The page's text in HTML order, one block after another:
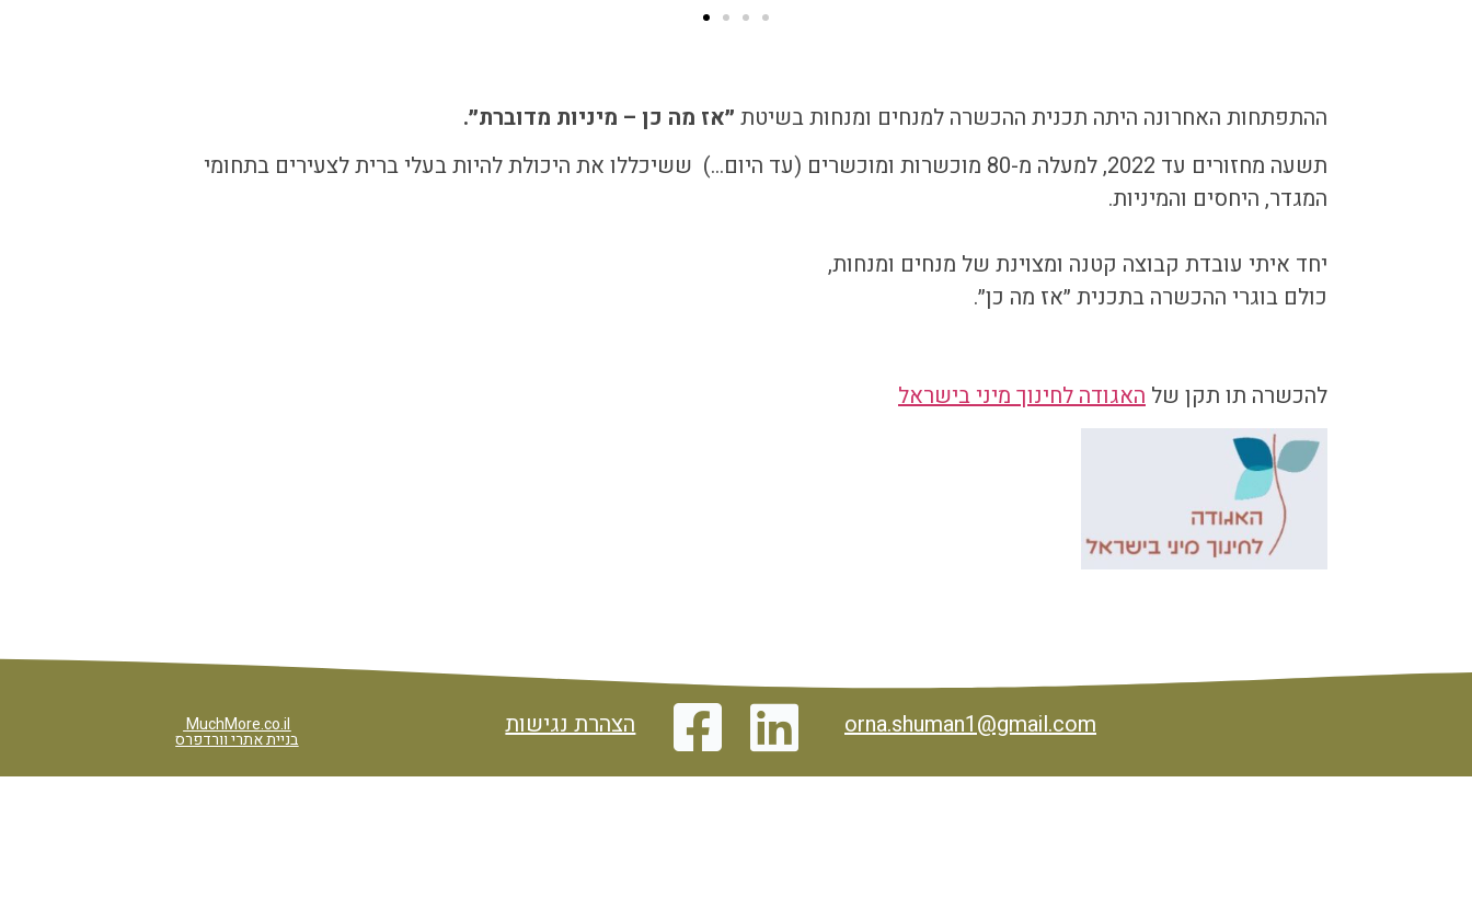
ההתפתחות האחרונה היתה תכנית ההכשרה למנחים ומנחות בשיטת ״אז מה כן – מיניות מדוברת״.
תשעה מחזורים עד 2022, למעלה מ-80 מוכשרות ומוכשרים (עד היום…) ששיכללו את היכולת להיות בעלי ברית לצעירים בתחומי
המגדר, היחסים והמיניות.
יחד איתי עובדת קבוצה קטנה ומצוינת של מנחים ומנחות,
כולם בוגרי ההכשרה בתכנית ״אז מה כן״.
להכשרה תו תקן של האגודה לחינוך מיני בישראל
orna.shuman1@gmail.com הצהרת נגישות MuchMore.co.il
בניית אתרי וורדפרס